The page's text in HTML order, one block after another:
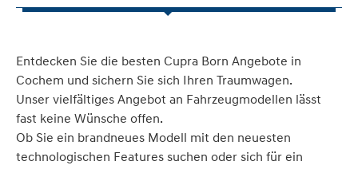
Entdecken Sie die besten Cupra Born Angebote in
Cochem und sichern Sie sich Ihren Traumwagen.
Unser vielfältiges Angebot an Fahrzeugmodellen lässt
fast keine Wünsche offen.
Ob Sie ein brandneues Modell mit den neuesten
technologischen Features suchen oder sich für ein